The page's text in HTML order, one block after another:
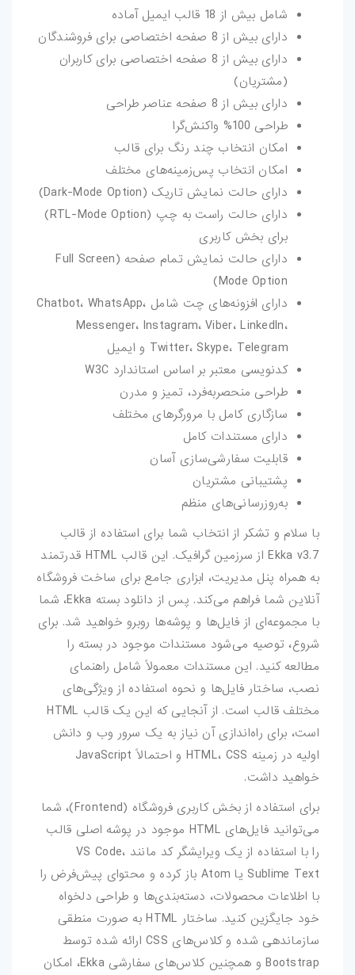
شامل بیش از 18 قالب ایمیل آماده
دارای بیش از 8 صفحه اختصاصی برای فروشندگان
دارای بیش از 8 صفحه اختصاصی برای کاربران
(مشتریان)
دارای بیش از 8 صفحه عناصر طراحی
طراحی 100% واکنش‌گرا
امکان انتخاب چند رنگ برای قالب
امکان انتخاب پس‌زمینه‌های مختلف
دارای حالت نمایش تاریک (Dark-Mode Option)
دارای حالت راست به چپ (RTL-Mode Option)
برای بخش کاربری
دارای حالت نمایش تمام صفحه (Full Screen
Mode Option)
دارای افزونه‌های چت شامل Chatbot، WhatsApp،
Messenger، Instagram، Viber، LinkedIn،
Twitter، Skype، Telegram و ایمیل
کدنویسی معتبر بر اساس استاندارد W3C
طراحی منحصربه‌فرد، تمیز و مدرن
سازگاری کامل با مرورگرهای مختلف
دارای مستندات کامل
قابلیت سفارشی‌سازی آسان
پشتیبانی مشتریان
به‌روزرسانی‌های منظم
با سلام و تشکر از انتخاب شما برای استفاده از قالب
Ekka v3.7 از سرزمین گرافیک. این قالب HTML قدرتمند
به همراه پنل مدیریت، ابزاری جامع برای ساخت فروشگاه
آنلاین شما فراهم می‌کند. پس از دانلود بسته Ekka، شما
با مجموعه‌ای از فایل‌ها و پوشه‌ها روبرو خواهید شد. برای
شروع، توصیه می‌شود مستندات موجود در بسته را
مطالعه کنید. این مستندات معمولاً شامل راهنمای
نصب، ساختار فایل‌ها و نحوه استفاده از ویژگی‌های
مختلف قالب است. از آنجایی که این یک قالب HTML
است، برای راه‌اندازی آن نیاز به یک سرور وب و دانش
اولیه در زمینه HTML، CSS و احتمالاً JavaScript
خواهید داشت.
برای استفاده از بخش کاربری فروشگاه (Frontend)، شما
می‌توانید فایل‌های HTML موجود در پوشه اصلی قالب
را با استفاده از یک ویرایشگر کد مانند VS Code،
Sublime Text یا Atom باز کرده و محتوای پیش‌فرض را
با اطلاعات محصولات، دسته‌بندی‌ها و طراحی دلخواه
خود جایگزین کنید. ساختار HTML به صورت منطقی
سازماندهی شده و کلاس‌های CSS ارائه شده توسط
Bootstrap و همچنین کلاس‌های سفارشی Ekka، امکان